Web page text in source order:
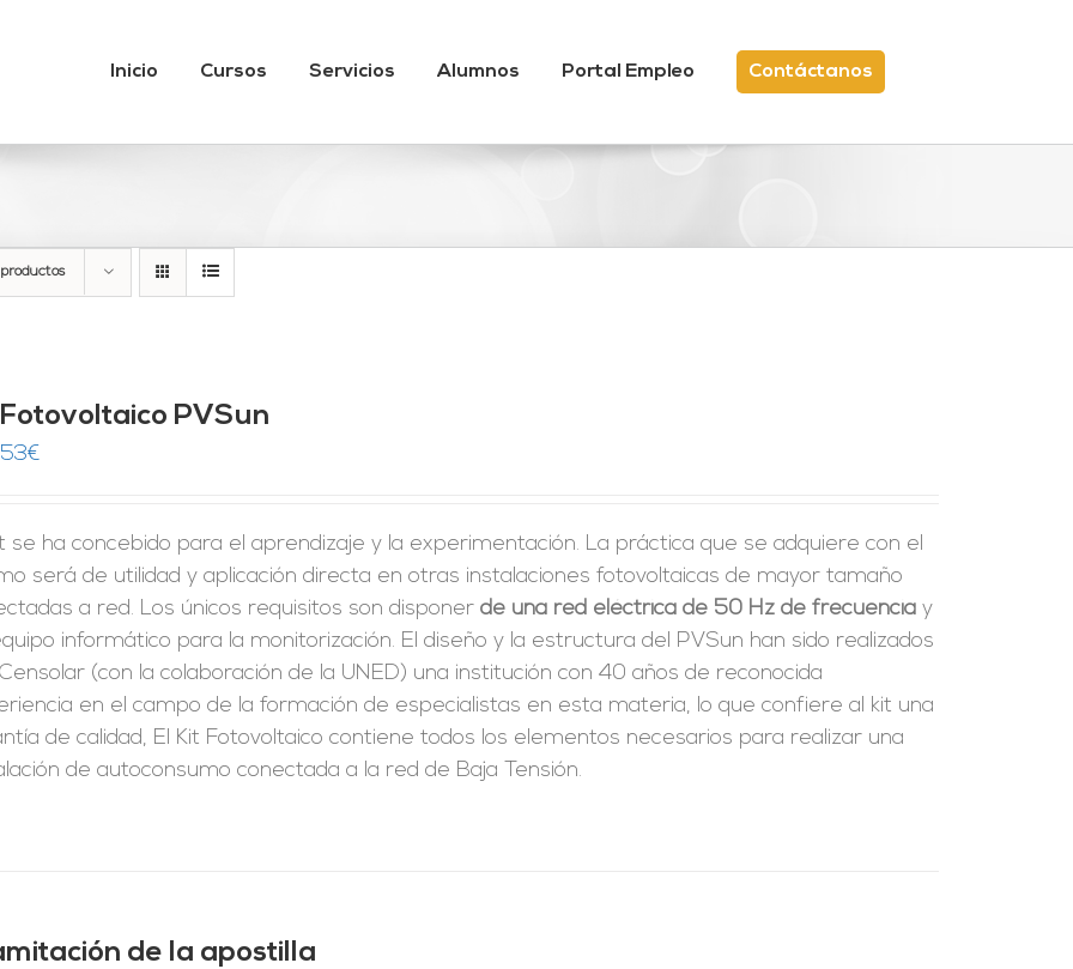
Inicio Cursos Servicios Alumnos Portal Empleo Contáctanos
PVSun
€
se ha concebido para el aprendizaje y la experimentación. La práctica que se adquiere con el
será de utilidad y aplicación directa en otras instalaciones fotovoltaicas de mayor tamaño
a red. Los únicos requisitos son disponerde una red eléctrica de 50 Hz de frecuencia y
informático para la monitorización. El diseño y la estructura del PVSun han sido realizados
(con la colaboración de la UNED) una institución con 40 años de reconocida
en el campo de la formación de especialistas en esta materia, lo que confiere al kit una
de calidad, El Kit Fotovoltaico contiene todos los elementos necesarios para realizar una
de autoconsumo conectada a la red de Baja Tensión.
de la apostilla